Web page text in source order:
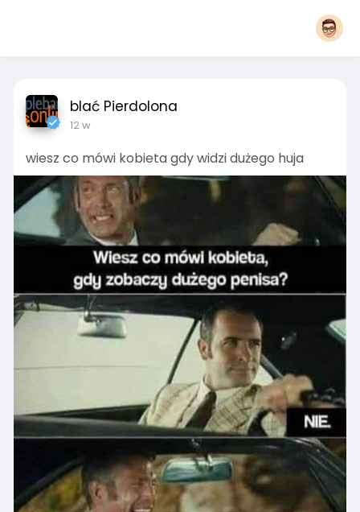
blać Pierdolona
12 w
wiesz co mówi kobieta gdy widzi dużego huja